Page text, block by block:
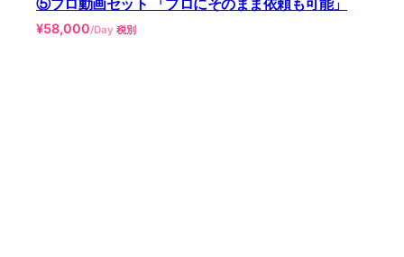
⑤プロ動画セット 「プロにそのまま依頼も可能」
¥58,000/Day 税別